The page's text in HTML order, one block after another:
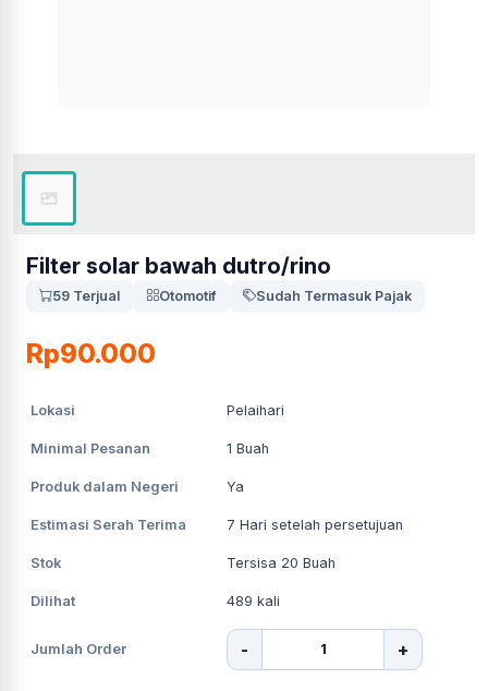
Filter solar bawah dutro/rino
59 Terjual Otomotif Sudah Termasuk Pajak
Rp90.000
Lokasi Pelaihari
Minimal Pesanan 1 Buah
Produk dalam Negeri Ya
Estimasi Serah Terima 7 Hari setelah persetujuan
Stok Tersisa 20 Buah
Dilihat 489 kali
Jumlah Order - +